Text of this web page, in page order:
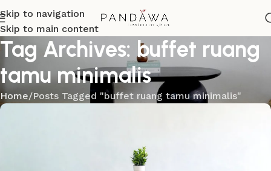
Skip to navigation
Skip to main content
Tag Archives: buffet ruang
tamu minimalis
Home Posts Tagged "buffet ruang tamu minimalis"